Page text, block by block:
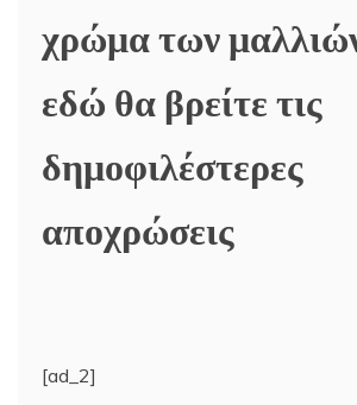
χρώμα των
εδώ θα βρείτε τις
δημοφιλέστερες
αποχρώσεις
[ad_2]